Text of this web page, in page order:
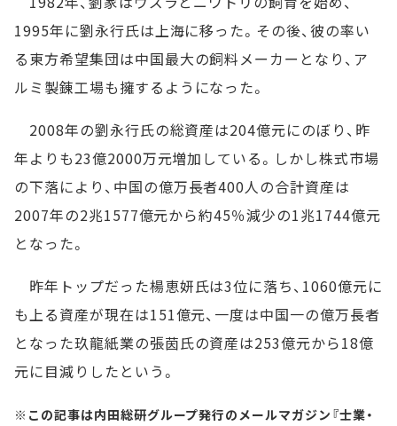
1995年に劉永行氏は上海に移った。その後、彼の率い
る東方希望集団は中国最大の飼料メーカーとなり、ア
ルミ製錬工場も擁するようになった。
2008年の劉永行氏の総資産は204億元にのぼり、昨
年よりも23億2000万元増加している。しかし株式市場
の下落により、中国の億万長者400人の合計資産は
2007年の2兆1577億元から約45％減少の1兆1744億元
となった。
昨年トップだった楊恵妍氏は3位に落ち、1060億元に
も上る資産が現在は151億元、一度は中国一の億万長者
となった玖龍紙業の張茵氏の資産は253億元から18億
元に目減りしたという。
※この記事は内田総研グループ発行のメールマガジン『士業・